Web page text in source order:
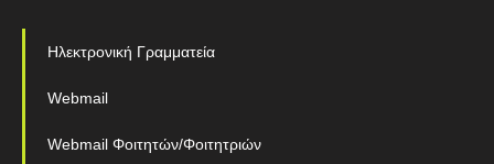
Ηλεκτρονική Γραμματεία
Webmail
Webmail Φοιτητών/Φοιτητριών